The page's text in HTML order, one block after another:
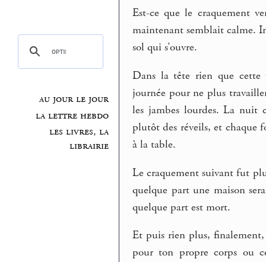
au jour le jour
la lettre hebdo
les livres, la
librairie
Est-ce que le craquement
maintenant semblait calme.
sol qui s’ouvre.
Dans la tête rien que cette
journée pour ne plus
les jambes lourdes. La nuit
plutôt des réveils, et chaque
à la table.
Le craquement suivant fut
quelque part une maison
quelque part est mort.
Et puis rien plus, finalement,
pour ton propre corps ou